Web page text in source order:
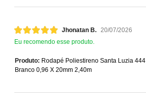
Jhonatan B. 20/07/2026
Eu recomendo esse produto.
Produto: Rodapé Poliestireno Santa Luzia 444
Branco 0,96 X 20mm 2,40m